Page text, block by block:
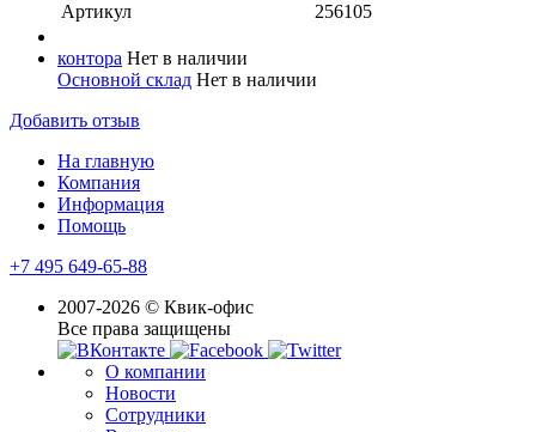
Артикул
256105
контора Нет в наличии
Основной склад Нет в наличии
Добавить отзыв
На главную
Компания
Информация
Помощь
+7 495 649-65-88
2007-2026 © Квик-офис
Все права защищены
О компании
Новости
Сотрудники